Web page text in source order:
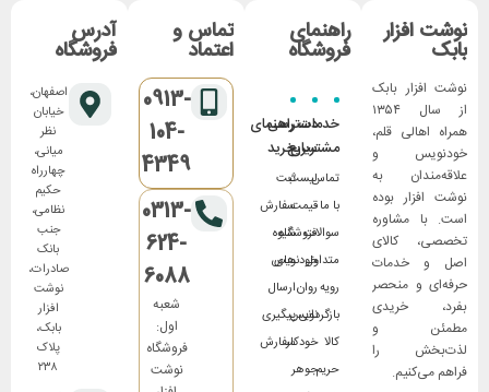
نوشت افزار
بابک
نوشت افزار بابک
از سال ۱۳۵۴
همراه اهالی قلم،
خودنویس و
علاقه‌مندان به
نوشت افزار بوده
است. با مشاوره
تخصصی، کالای
اصل و خدمات
حرفه‌ای و منحصر
بفرد، خریدی
مطمئن و
لذت‌بخش را
فراهم می‌کنیم.
راهنمای
فروشگاه
خدمات
مشتریان
تماس
با ما
سوالات
متداول
رویه
بازگردانی
کالا
حریم
دسترسی
سریع
لیست
قیمت
فروشگاه
خودنویس
روان
نویس
خودکار
جوهر
راهنمای
خرید
ثبت
سفارش
شیوه
های
ارسال
پیگیری
سفارش
تماس و
اعتماد
0913-
104-
4349
0313-
624-
6088
شعبه
اول:
فروشگاه
نوشت
آدرس
فروشگاه
اصفهان،
خیابان
نظر
میانی،
چهارراه
حکیم
نظامی،
جنب
بانک
صادرات،
نوشت
افزار
بابک،
پلاک
۲۳۸